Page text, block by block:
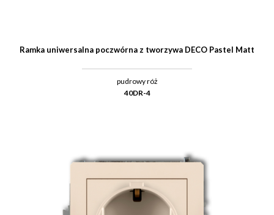
Ramka uniwersalna poczwórna z tworzywa DECO Pastel Matt
pudrowy róż
40DR-4